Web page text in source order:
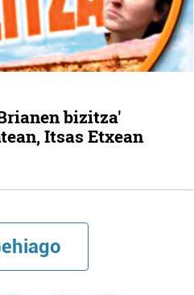
bizitza'
Itsas Etxean